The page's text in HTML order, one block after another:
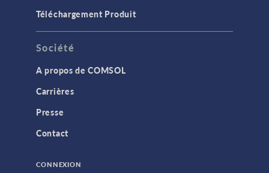
Téléchargement Produit
Société
A propos de COMSOL
Carrières
Presse
Contact
CONNEXION